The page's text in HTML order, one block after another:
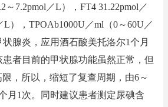
～7.2pmol／L），FT4 31.22pmol／
L），TPOAb1000U／ml（0～60U／
腺炎，应用酒石酸美托洛尔1个月
者目前的甲状腺功能虽然正常，但
，所以，缩短了复查周期，由6～
月1次。同时建议患者测定尿碘含